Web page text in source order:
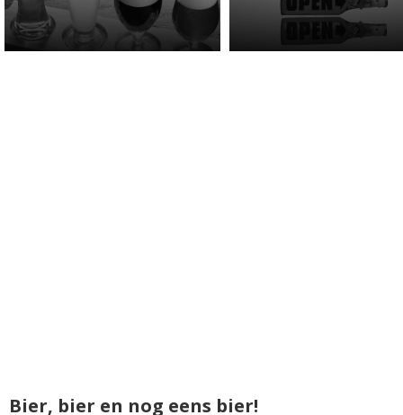
Bier, bier en nog eens bier!